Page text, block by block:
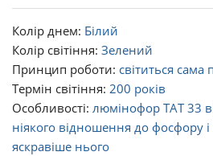
Колір днем: Білий
Колір світіння: Зелений
Принцип роботи: світиться сама
Термін світіння: 200 років
Особливості: люмінофор ТАТ 33
ніякого відношення до фосфору і
яскравіше нього